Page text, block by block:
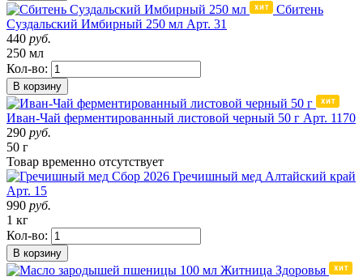
Сбитень
Суздальский Имбирный 250 мл Арт. 31
440 руб.
250 мл
Кол-во:
В корзину
Иван-Чай ферментированный листовой черный 50 г Арт. 1170
290 руб.
50 г
Товар временно отсутствует
Сбор 2026 Гречишный мед Алтайский край
Арт. 15
990 руб.
1 кг
Кол-во:
В корзину